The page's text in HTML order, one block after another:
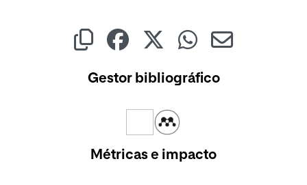
Gestor bibliográfico
Métricas e impacto